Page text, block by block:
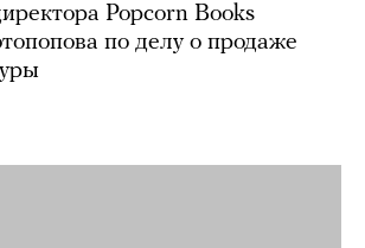
Popcorn Books
по делу о продаже